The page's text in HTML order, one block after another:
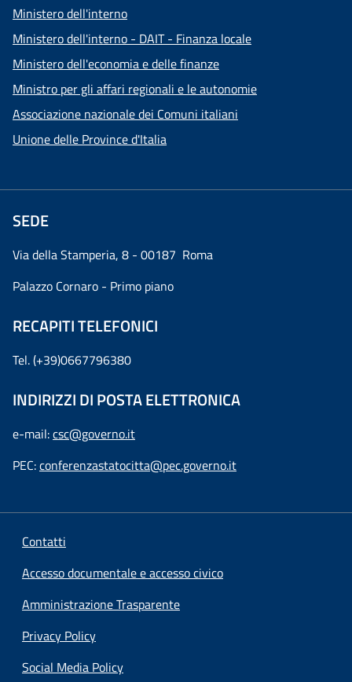
Ministero dell'interno
Ministero dell'interno - DAIT - Finanza locale
Ministero dell'economia e delle finanze
Ministro per gli affari regionali e le autonomie
Associazione nazionale dei Comuni italiani
Unione delle Province d'Italia
SEDE
Via della Stamperia, 8 - 00187 Roma
Palazzo Cornaro - Primo piano
RECAPITI TELEFONICI
Tel. (+39)0667796380
INDIRIZZI DI POSTA ELETTRONICA
e-mail:csc@governo.it
PEC:conferenzastatocitta@pec.governo.it
Contatti
Accesso documentale e accesso civico
Amministrazione Trasparente
Privacy Policy
Social Media Policy